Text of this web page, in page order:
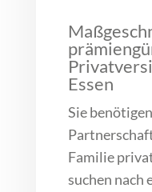
Essen
Sie
Familie
suchen nach